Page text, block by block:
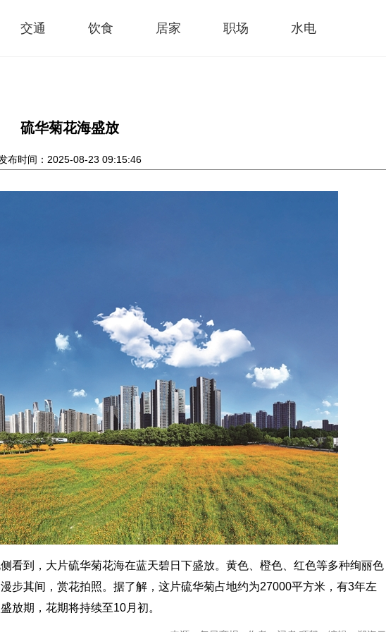
交通 饮食 居家 职场 水电
硫华菊花海盛放
布时间：2025-08-23 09:15:46
看到，大片硫华菊花海在蓝天碧日下盛放。黄色、橙色、红色等多种绚丽色
步其间，赏花拍照。据了解，这片硫华菊占地约为27000平方米，有3年左
放期，花期将持续至10月初。